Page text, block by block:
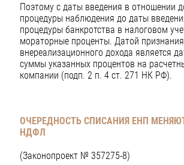
Поэтому с даты введения в отношении
процедуры наблюдения до даты
процедуры банкротства в налоговом
мораторные проценты. Датой признания
внереализационного дохода является
суммы указанных процентов на
компании (подп. 2 п. 4 ст. 271 НК РФ).
ОЧЕРЕДНОСТЬ СПИСАНИЯ ЕНП
НДФЛ
(Законопроект № 357275-8)